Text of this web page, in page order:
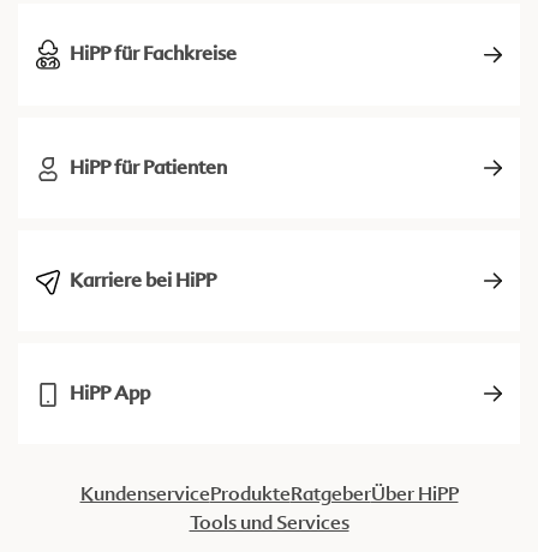
HiPP für Fachkreise
HiPP für Patienten
Karriere bei HiPP
HiPP App
KundenserviceProdukteRatgeberÜber HiPP
Tools und Services